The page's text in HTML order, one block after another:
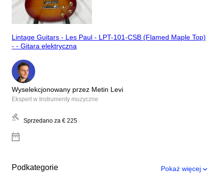
Lintage Guitars - Les Paul - LPT-101-CSB (Flamed Maple Top)
- - Gitara elektryczna
Wyselekcjonowany przez Metin Levi
Ekspert w Instrumenty muzyczne
Sprzedano za € 225
Podkategorie Pokaż więcej